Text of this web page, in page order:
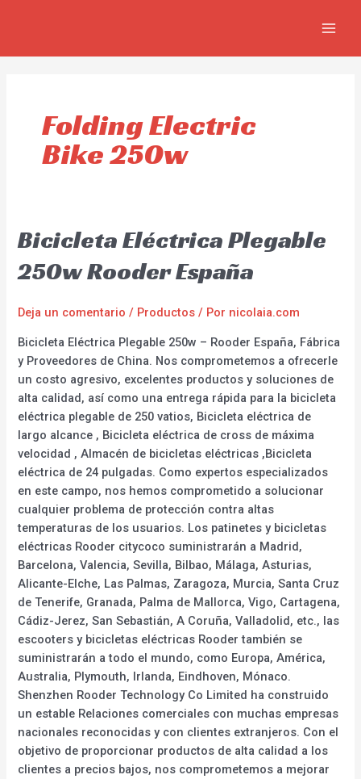
Folding Electric
Bike 250w
Bicicleta Eléctrica Plegable
250w Rooder España
Deja un comentario / Productos / Por nicolaia.com
Bicicleta Eléctrica Plegable 250w – Rooder España, Fábrica
y Proveedores de China. Nos comprometemos a ofrecerle
un costo agresivo, excelentes productos y soluciones de
alta calidad, así como una entrega rápida para la bicicleta
eléctrica plegable de 250 vatios, Bicicleta eléctrica de
largo alcance , Bicicleta eléctrica de cross de máxima
velocidad , Almacén de bicicletas eléctricas ,Bicicleta
eléctrica de 24 pulgadas. Como expertos especializados
en este campo, nos hemos comprometido a solucionar
cualquier problema de protección contra altas
temperaturas de los usuarios. Los patinetes y bicicletas
eléctricas Rooder citycoco suministrarán a Madrid,
Barcelona, Valencia, Sevilla, Bilbao, Málaga, Asturias,
Alicante-Elche, Las Palmas, Zaragoza, Murcia, Santa Cruz
de Tenerife, Granada, Palma de Mallorca, Vigo, Cartagena,
Cádiz-Jerez, San Sebastián, A Coruña, Valladolid, etc., las
escooters y bicicletas eléctricas Rooder también se
suministrarán a todo el mundo, como Europa, América,
Australia, Plymouth, Irlanda, Eindhoven, Mónaco.
Shenzhen Rooder Technology Co Limited ha construido
un estable Relaciones comerciales con muchas empresas
nacionales reconocidas y con clientes extranjeros. Con el
objetivo de proporcionar productos de alta calidad a los
clientes a precios bajos, nos comprometemos a mejorar